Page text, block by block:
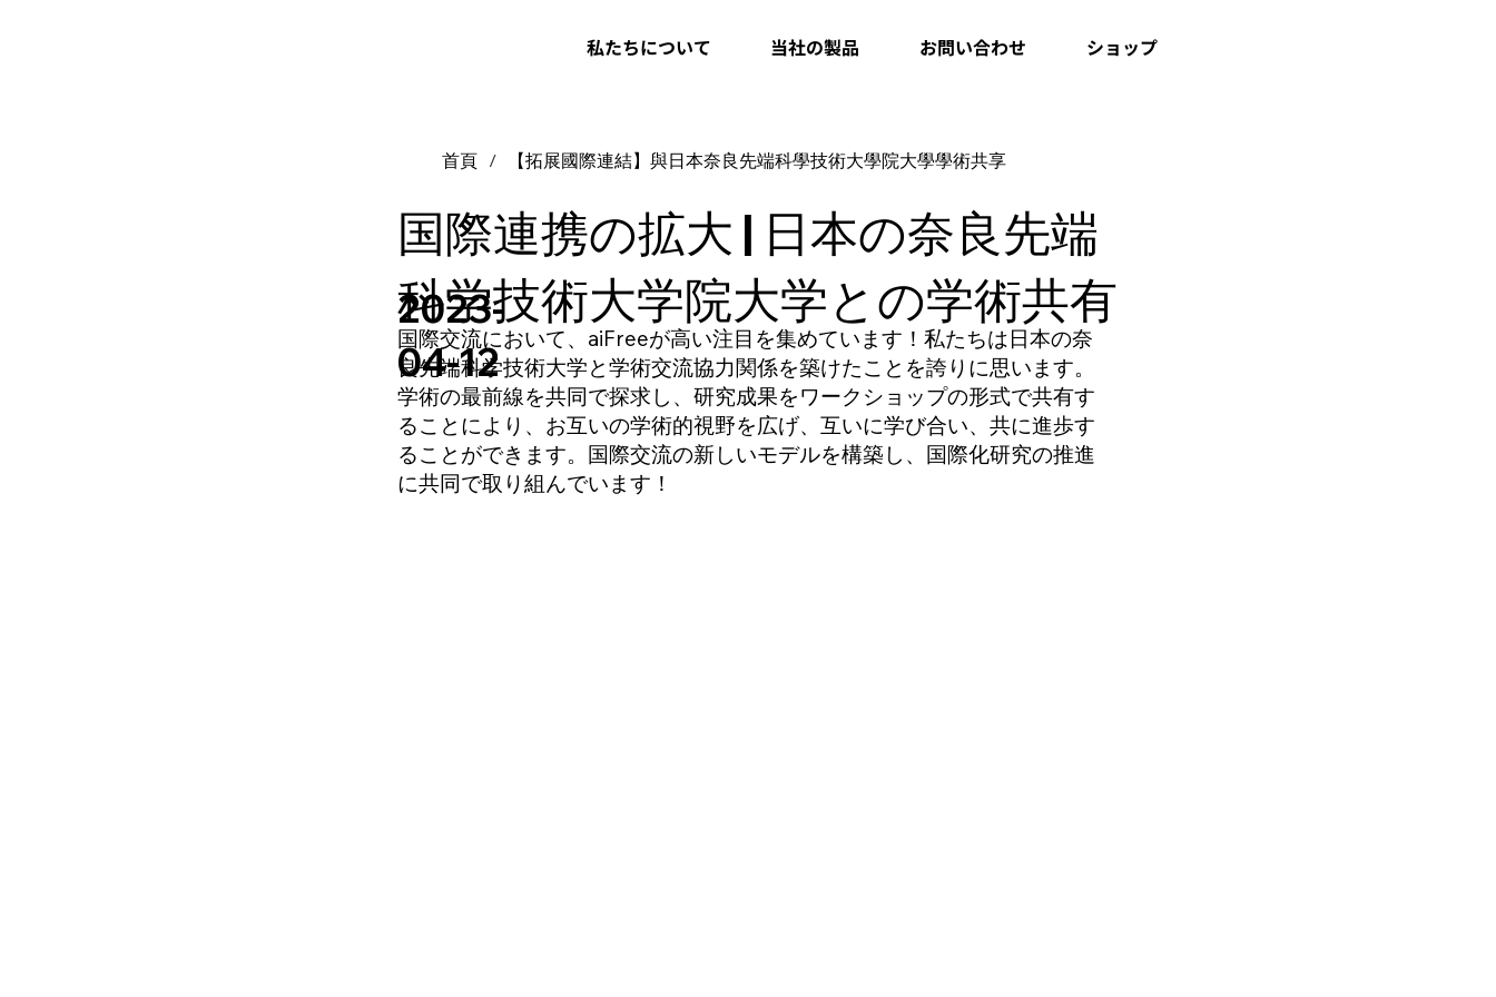
私たちについて 当社の製品 お問い合わせ ショップ
国際連携の拡大 | 日本の奈良先端
科学技術大学院大学との学術共有
2023-
04-12
首頁 / 【拓展國際連結】與日本奈良先端科學技術大學院大學學術共享
国際交流において、aiFreeが高い注目を集めています！私たちは日本の奈
良先端科学技術大学と学術交流協力関係を築けたことを誇りに思います。
学術の最前線を共同で探求し、研究成果をワークショップの形式で共有す
ることにより、お互いの学術的視野を広げ、互いに学び合い、共に進歩す
ることができます。国際交流の新しいモデルを構築し、国際化研究の推進
に共同で取り組んでいます！